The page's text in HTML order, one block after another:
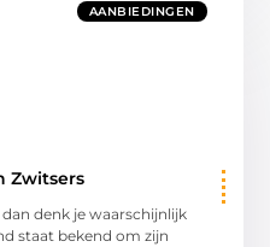
AANBIEDINGEN
Zwitsers
denk je waarschijnlijk
staat bekend om zijn